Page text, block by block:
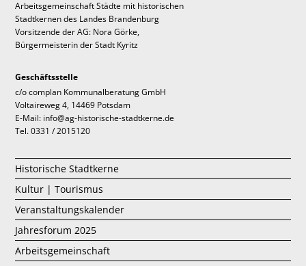
Arbeitsgemeinschaft Städte mit historischen
Stadtkernen des Landes Brandenburg
Vorsitzende der AG: Nora Görke,
Bürgermeisterin der Stadt Kyritz
Geschäftsstelle
c/o complan Kommunalberatung GmbH
Voltaireweg 4, 14469 Potsdam
E-Mail: info@ag-historische-stadtkerne.de
Tel. 0331 / 2015120
Historische Stadtkerne
Kultur | Tourismus
Veranstaltungskalender
Jahresforum 2025
Arbeitsgemeinschaft